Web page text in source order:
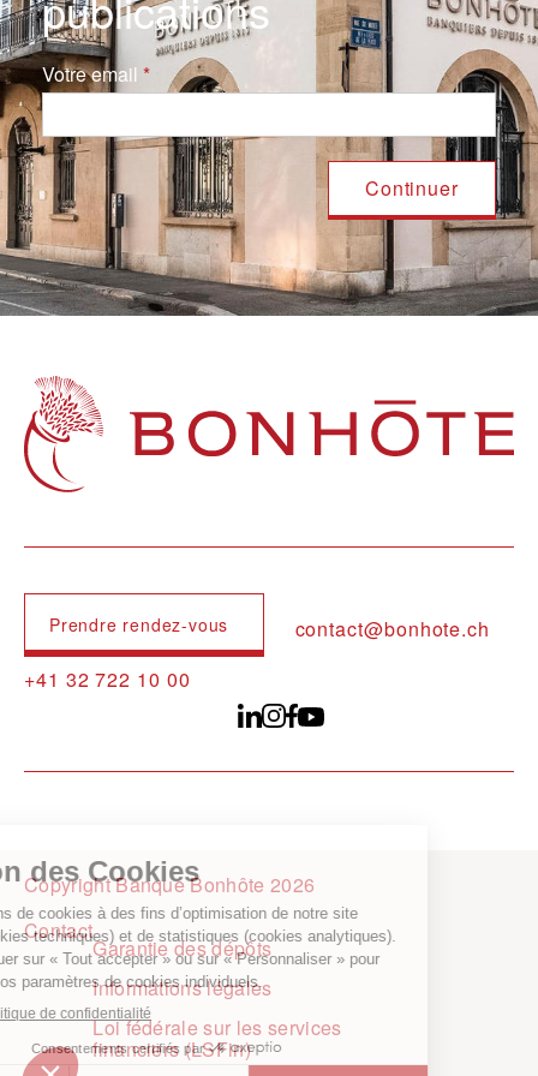
Votre email
Navigation principale
Prendre rendez-vous
contact@bonhote.ch
+41 32 722 10 00
Copyright Banque Bonhôte 2026
ContactPied de page
Garantie des dépôts
Informations légales
Loi fédérale sur les services
financiers (LSFin)